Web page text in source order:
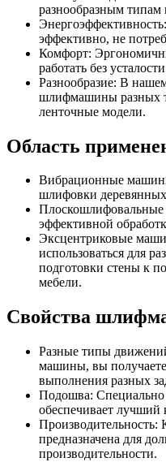
разнообразным
эффективно, не
Комфорт:
работать без
Разнообразие: В
шлифмашины разных
ленточные модели.
Область
Вибрационные
шлифовки
Плоскошлифовальные
эффективной
Эксцентриковые
использоваться для
подготовки стены к
мебели.
Свойства
Разные типы
машины, вы
выполнения разных
Подошва: Специально
обеспечивает лучший
предназначена для
производительности.